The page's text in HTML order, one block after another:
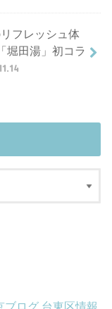
フレッシュ体
堀田湯」初コラ